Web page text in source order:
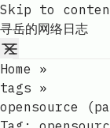
Skip to
寻岳的网络日志
Home
»
tags »
opensource